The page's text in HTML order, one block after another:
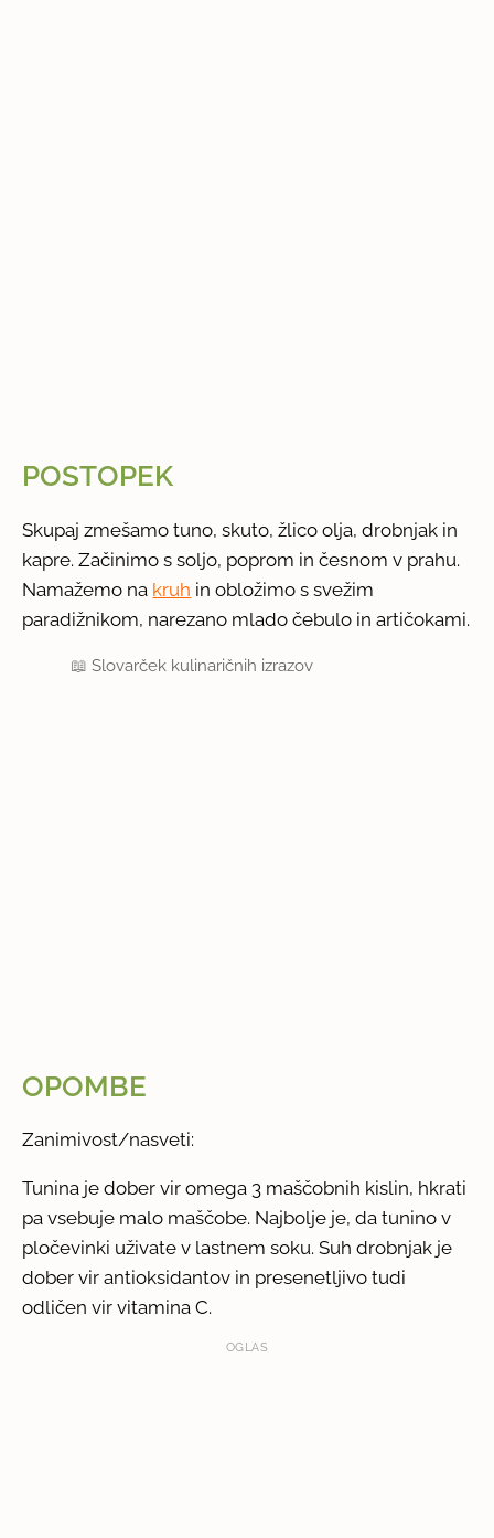
POSTOPEK
Skupaj zmešamo tuno, skuto, žlico olja, drobnjak in
kapre. Začinimo s soljo, poprom in česnom v prahu.
Namažemo na kruh in obložimo s svežim
paradižnikom, narezano mlado čebulo in artičokami.
📖Slovarček kulinaričnih izrazov
OPOMBE
Zanimivost/nasveti:
Tunina je dober vir omega 3 maščobnih kislin, hkrati
pa vsebuje malo maščobe. Najbolje je, da tunino v
pločevinki uživate v lastnem soku. Suh drobnjak je
dober vir antioksidantov in presenetljivo tudi
odličen vir vitamina C.
OGLAS